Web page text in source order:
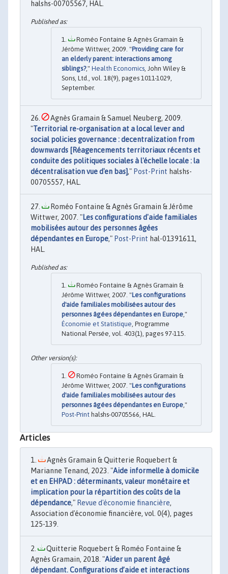
halshs-00705567, HAL.
Roméo Fontaine & Agnès Gramain &
Jérôme Wittwer, 2009. "Providing care for
an elderly parent: interactions among
siblings?," Health Economics, John Wiley &
Sons, Ltd., vol. 18(9), pages 1011-1029,
September.
Agnès Gramain & Samuel Neuberg, 2009.
"Territorial re-organisation at a local lever and
social policies governance : decentralization from
downwards [Réagencements territoriaux récents et
conduite des politiques sociales à l'échelle locale : la
décentralisation vue d'en bas]," Post-Print halshs-
00705557, HAL.
Roméo Fontaine & Agnès Gramain & Jérôme
Wittwer, 2007. "Les configurations d'aide familiales
mobilisées autour des personnes âgées
dépendantes en Europe," Post-Print hal-01391611,
HAL.
Roméo Fontaine & Agnès Gramain &
Jérôme Wittwer, 2007. "Les configurations
d'aide familiales mobilisées autour des
personnes âgées dépendantes en Europe,"
Économie et Statistique, Programme
National Persée, vol. 403(1), pages 97-115.
Roméo Fontaine & Agnès Gramain &
Jérôme Wittwer, 2007. "Les configurations
d'aide familiales mobilisées autour des
personnes âgées dépendantes en Europe ,"
Post-Print halshs-00705566, HAL.
Articles
Agnès Gramain & Quitterie Roquebert &
Marianne Tenand, 2023. "Aide informelle à domicile
et en EHPAD : déterminants, valeur monétaire et
implication pour la répartition des coûts de la
dépendance," Revue d'économie financière,
Association d'économie financière, vol. 0(4), pages
125-139.
Quitterie Roquebert & Roméo Fontaine &
Agnès Gramain, 2018. "Aider un parent âgé
dépendant. Configurations d’aide et interactions